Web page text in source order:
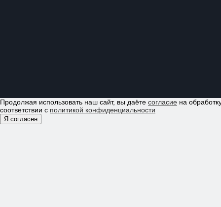
Продолжая использовать наш сайт, вы даёте согласие на
соответствии с политикой конфиденциальности
Я согласен